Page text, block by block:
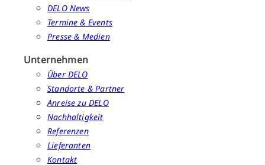
DELO News
Termine & Events
Presse & Medien
Unternehmen
Über DELO
Standorte & Partner
Anreise zu DELO
Nachhaltigkeit
Referenzen
Lieferanten
Kontakt